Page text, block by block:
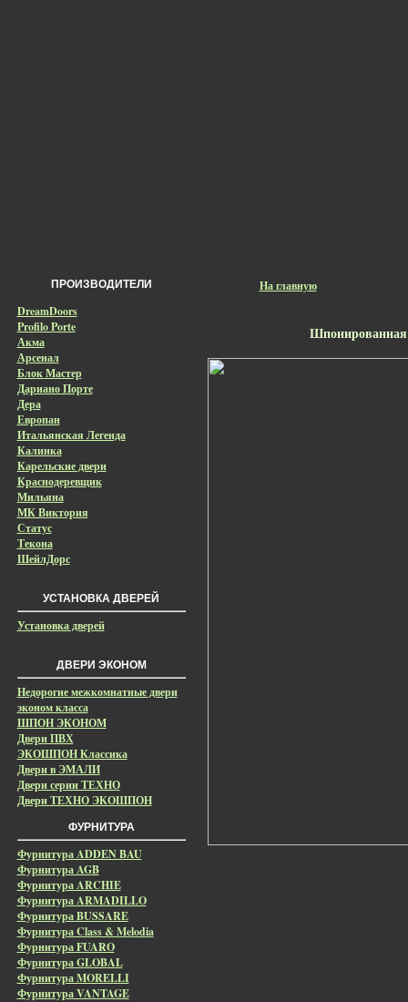
ПРОИЗВОДИТЕЛИ
DreamDoors
Profilo Porte
Акма
Арсенал
Блок Мастер
Дариано Порте
Дера
Европан
Итальянская Легенда
Калинка
Карельские двери
Краснодеревщик
Мильяна
МК Виктория
Статус
Текона
ШейлДорс
УСТАНОВКА ДВЕРЕЙ
Установка дверей
ДВЕРИ ЭКОНОМ
Недорогие межкомнатные двери
эконом класса
ШПОН ЭКОНОМ
Двери ПВХ
ЭКОШПОН Классика
Двери в ЭМАЛИ
Двери серии ТЕХНО
Двери ТЕХНО ЭКОШПОН
ФУРНИТУРА
Фурнитура ADDEN BAU
Фурнитура AGB
Фурнитура ARCHIE
Фурнитура ARMADILLO
Фурнитура BUSSARE
Фурнитура Class & Melodia
Фурнитура FUARO
Фурнитура GLOBAL
Фурнитура MORELLI
Фурнитура VANTAGE
На главную